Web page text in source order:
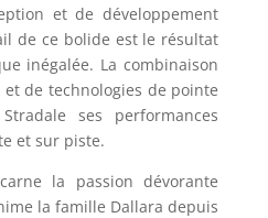
et de développement
de ce bolide est le résultat
inégalée. La combinaison
de technologies de pointe
ses performances
et sur piste.
la passion dévorante
la famille Dallara depuis